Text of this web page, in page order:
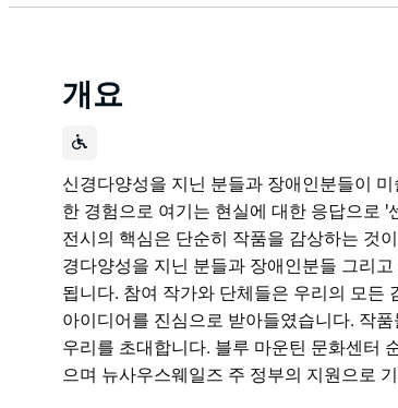
개요
신경다양성을 지닌 분들과 장애인분들이
한 경험으로 여기는 현실에 대한 응답으로
전시의 핵심은 단순히 작품을 감상하는 것
경다양성을 지닌 분들과 장애인분들 그리
됩니다. 참여 작가와 단체들은 우리의 모든
아이디어를 진심으로 받아들였습니다. 작
우리를 초대합니다. 블루 마운틴 문화센터
으며 뉴사우스웨일즈 주 정부의 지원으로